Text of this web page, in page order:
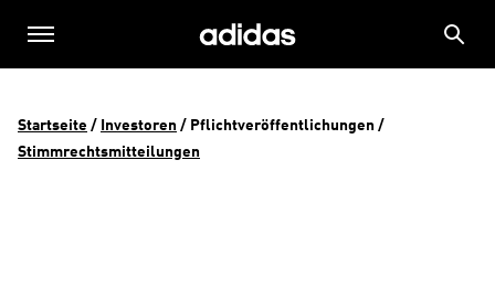
Startseite / Investoren / Pflichtveröffentlichungen
Stimmrechtsmitteilungen